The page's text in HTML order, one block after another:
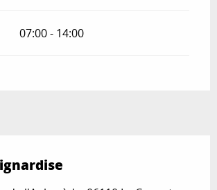
07:00 - 14:00